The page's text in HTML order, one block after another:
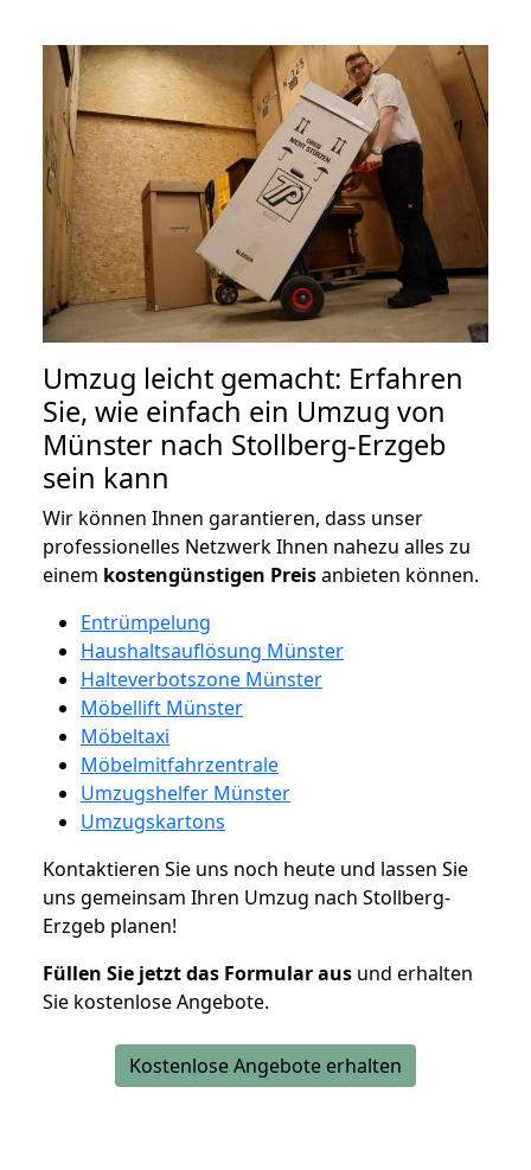
Umzug leicht gemacht: Erfahren
Sie, wie einfach ein Umzug von
Münster nach Stollberg-Erzgeb
sein kann
Wir können Ihnen garantieren, dass unser
professionelles Netzwerk Ihnen nahezu alles zu
einem kostengünstigen Preisanbieten können.
Entrümpelung
Haushaltsauflösung Münster
Halteverbotszone Münster
Möbellift Münster
Möbeltaxi
Möbelmitfahrzentrale
Umzugshelfer Münster
Umzugskartons
Kontaktieren Sie uns noch heute und lassen Sie
uns gemeinsam Ihren Umzug nach Stollberg-
Erzgeb planen!
Füllen Sie jetzt das Formular aus und erhalten
Sie kostenlose Angebote.
Kostenlose Angebote erhalten